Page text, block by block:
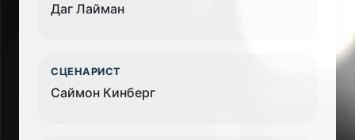
Даг Лайман
СЦЕНАРИСТ
Саймон Кинберг